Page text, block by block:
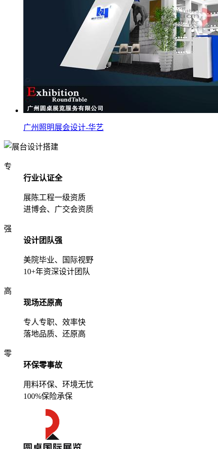
广州照明展会设计-华艺
专
行业认证全
展陈工程一级资质
进博会、广交会资质
强
设计团队强
美院毕业、国际视野
10+年资深设计团队
高
现场还原高
专人专职、效率快
落地品质、还原高
零
环保零事故
用料环保、环境无忧
100%保险承保